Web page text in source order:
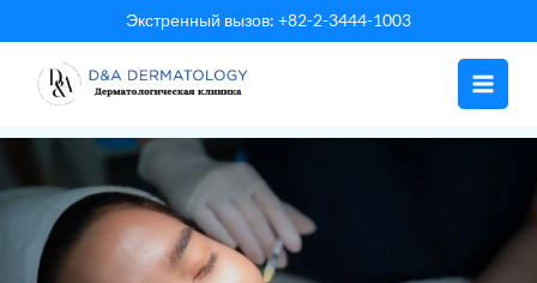
к
содержанию
Экстренный вызов: +82-2-3444-1003